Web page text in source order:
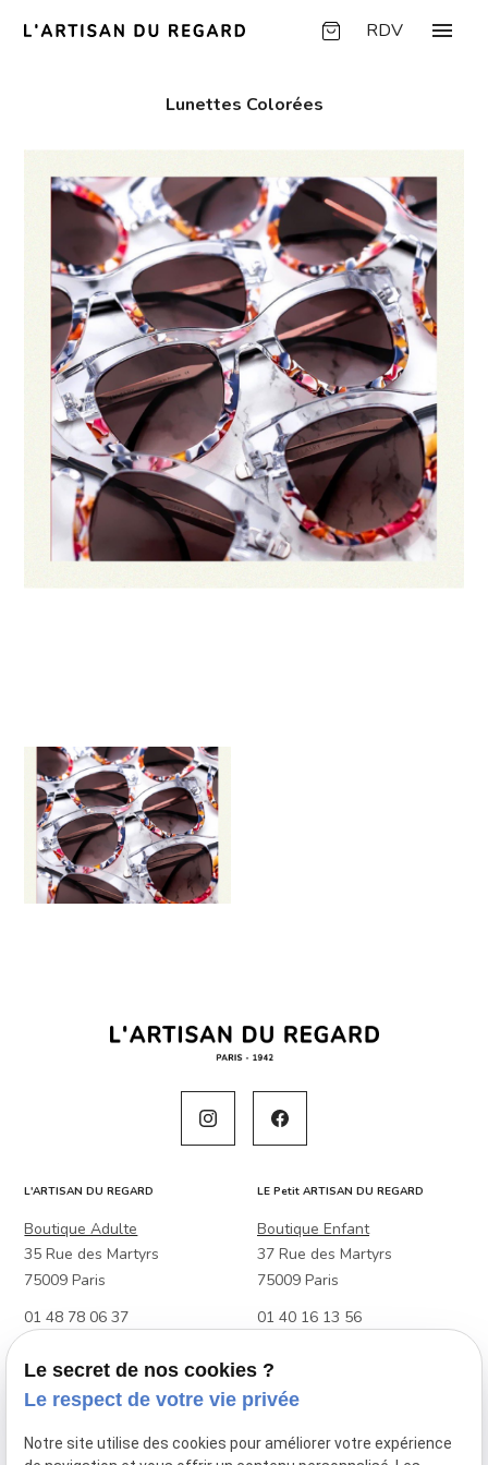
RDV menu
Lunettes Colorées
L'ARTISAN DU REGARD
Boutique Adulte
35 Rue des Martyrs
75009 Paris
01 48 78 06 37
Boutique Adulte & Enfant
88 Rue Raymond Losserand
75014 Paris
01 45 39 27 48
LE Petit ARTISAN DU REGARD
Boutique Enfant
37 Rue des Martyrs
75009 Paris
01 40 16 13 56
Le secret de nos cookies ?
Le respect de votre vie privée
Notre site utilise des cookies pour améliorer votre expérience